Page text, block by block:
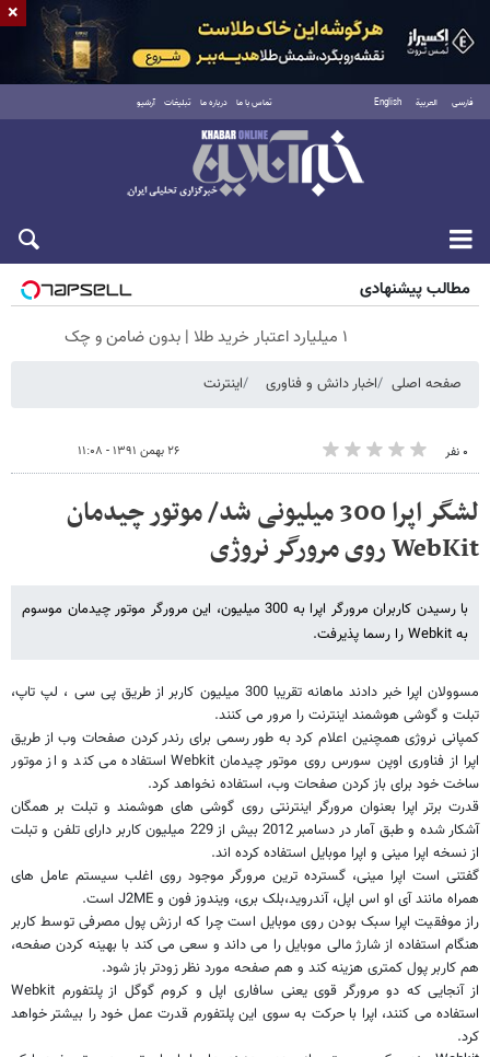
فارسی العربية English تماس با ما درباره ما تبلیغات آرشیو
شنبه ۱۷ مرداد ۱۴۰۵
مطالب پیشنهادی
۱ میلیارد اعتبار خرید طلا | بدون ضامن و چک
صفحه اصلی اخبار دانش و فناوری اینترنت
۰ نفر ۲۶ بهمن ۱۳۹۱ - ۱۱:۰۸
لشگر اپرا 300 میلیونی شد/ موتور چیدمان
WebKit روی مرورگر نروژی
با رسیدن کاربران مرورگر اپرا به 300 میلیون، این مرورگر موتور چیدمان موسوم
به Webkit را رسما پذیرفت.
مسوولان اپرا خبر دادند ماهانه تقریبا 300 میلیون کاربر از طریق پی سی ، لپ تاپ،
تبلت و گوشی هوشمند اینترنت را مرور می کنند.
کمپانی نروژی همچنین اعلام کرد به طور رسمی برای رندر کردن صفحات وب از طریق
اپرا از فناوری اوپن سورس روی موتور چیدمانWebkit استفاده می کند و از موتور
ساخت خود برای باز کردن صفحات وب، استفاده نخواهد کرد.
قدرت برتر اپرا بعنوان مرورگر اینترنتی روی گوشی های هوشمند و تبلت بر همگان
آشکار شده و طبق آمار در دسامبر 2012 بیش از 229 میلیون کاربر دارای تلفن و تبلت
از نسخه اپرا مینی و اپرا موبایل استفاده کرده اند.
گفتنی است اپرا مینی، گسترده ترین مرورگر موجود روی اغلب سیستم عامل های
همراه مانند آی او اس اپل، آندروید،بلک بری، ویندوز فون و J2ME است.
راز موفقیت اپرا سبک بودن روی موبایل است چرا که ارزش پول مصرفی توسط کاربر
هنگام استفاده از شارژ مالی موبایل را می داند و سعی می کند با بهینه کردن صفحه،
هم کاربر پول کمتری هزینه کند و هم صفحه مورد نظر زودتر باز شود.
از آنجایی که دو مرورگر قوی یعنی سافاری اپل و کروم گوگل از پلتفورم Webkit
استفاده می کنند، اپرا با حرکت به سوی این پلتفورم قدرت عمل خود را بیشتر خواهد
کرد.
×